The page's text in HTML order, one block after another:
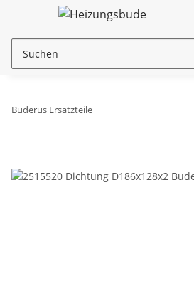
Buderus Ersatzteile